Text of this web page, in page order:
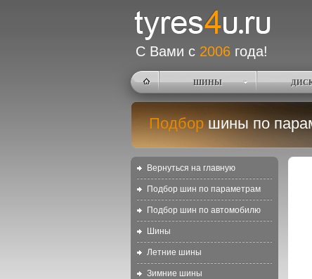
С Вами с 2006 года!
ШИНЫ
Подбор шины по
Вернуться на главную
Подбор шин по параметрам
Подбор шин по автомобилю
Шины
Летние шины
Зимние шины